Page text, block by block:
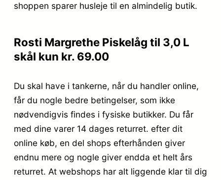
shoppen sparer husleje til en almindelig butik.
Rosti Margrethe Piskelåg til 3,0 L
skål kun kr. 69.00
Du skal have i tankerne, når du handler online,
får du nogle bedre betingelser, som ikke
nødvendigvis findes i fysiske butikker. Du får
med dine varer 14 dages returret. efter dit
online køb, en del shops efterhånden giver
endnu mere og nogle giver endda et helt års
returret. At webshops har alt liggende klar til dig